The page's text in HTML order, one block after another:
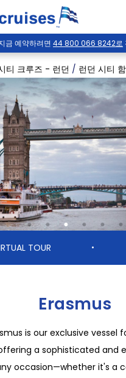
금 예약하려면 44 800 066 8242로
티 크루즈 - 런던 / 런던 시티
TOUR •
Erasmus
is our exclusive vessel
a sophisticated and
occasion—whether it's a